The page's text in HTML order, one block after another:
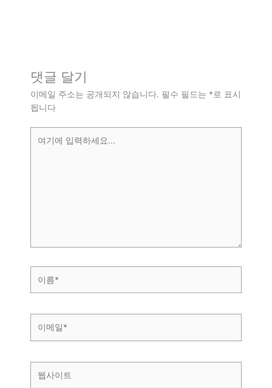
댓글 달기
이메일 주소는 공개되지 않습니다. 필수 필드는 *로 표시
됩니다
*